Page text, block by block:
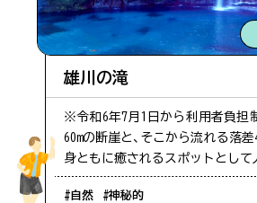
#海
第1駐車場空あり
第1駐車場空あり
雄川の滝
※令和6年7月1日から利用者負担
60mの断崖と、そこから流れる落差
身ともに癒されるスポットとして
#自然 #神秘的